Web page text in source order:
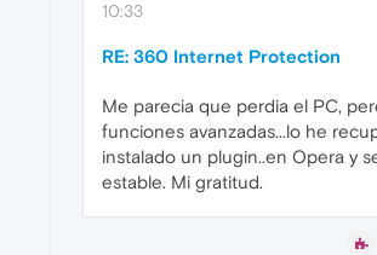
10:33
RE: 360 Internet Protection
Me parecia que perdia el PC,
funciones avanzadas...lo he
instalado un plugin..en Opera y
estable. Mi gratitud.